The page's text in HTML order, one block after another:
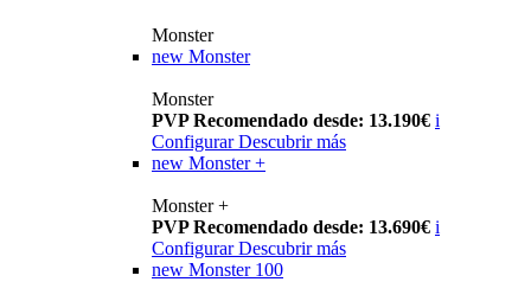
Monster
new Monster
Monster
PVP Recomendado desde: 13.190€ i
Configurar Descubrir más
new Monster +
Monster +
PVP Recomendado desde: 13.690€ i
Configurar Descubrir más
new Monster 100